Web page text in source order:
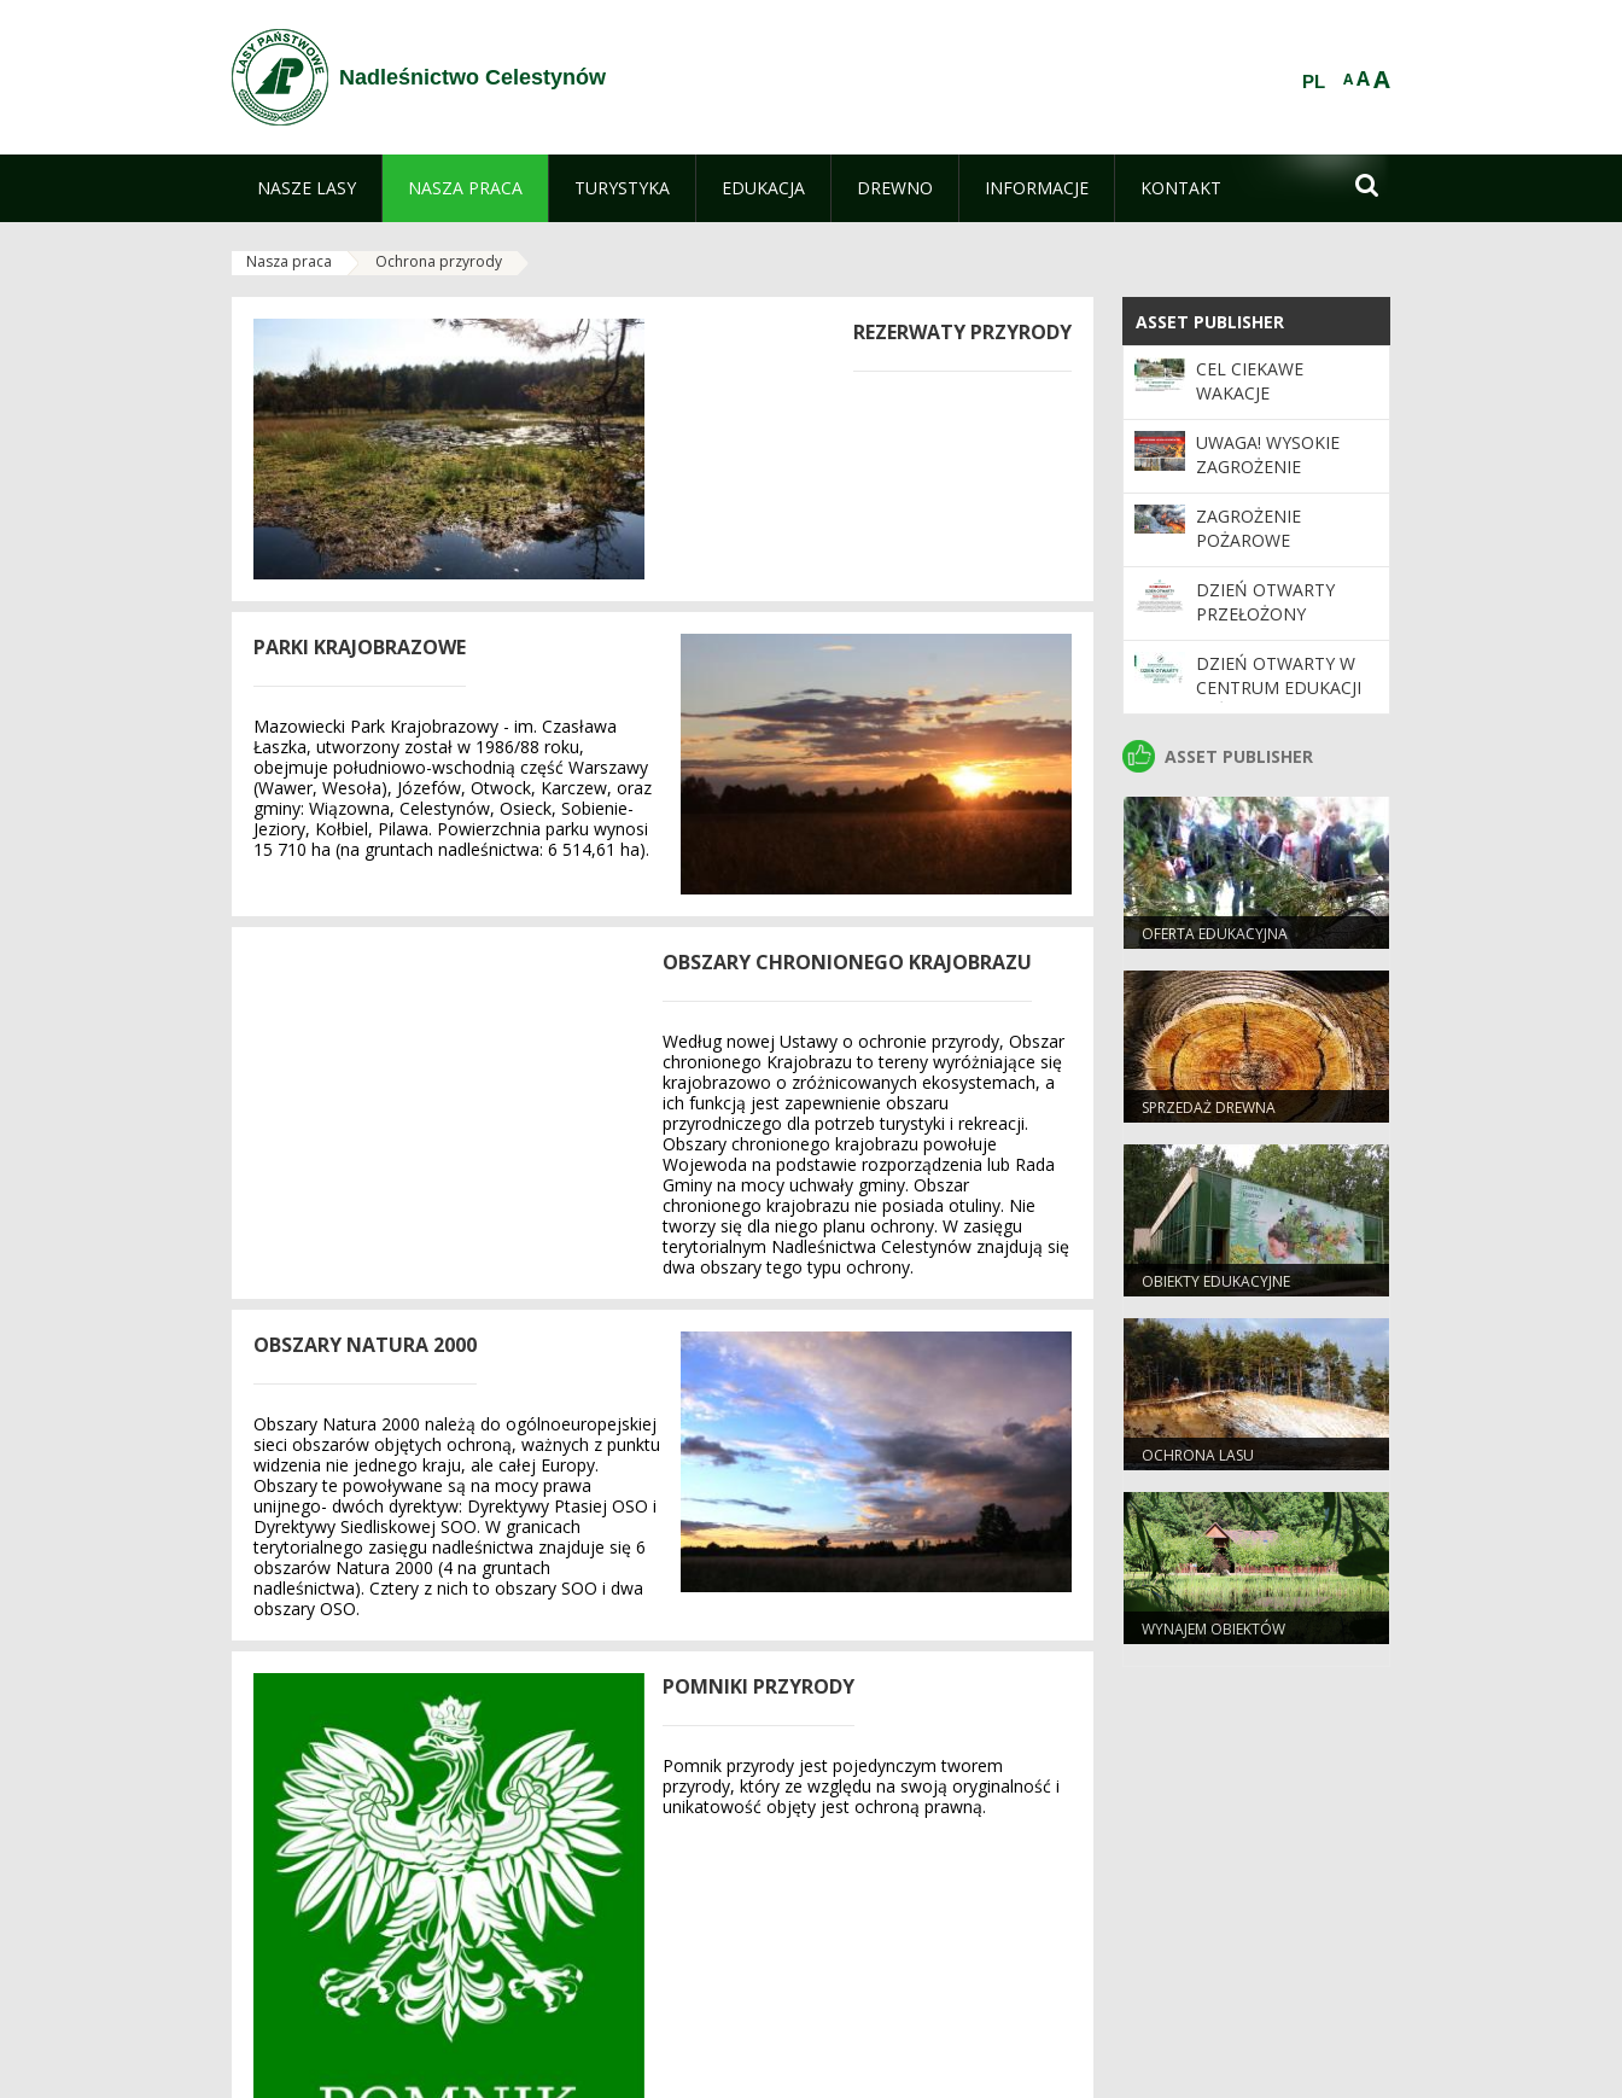
Nadleśnictwo Celestynów AAA
PL
NASZE LASY NASZA PRACA TURYSTYKA EDUKACJA DREWNO INFORMACJE KONTAKT 
Nasza praca Ochrona przyrody
REZERWATY PRZYRODY
PARKI KRAJOBRAZOWE
Mazowiecki Park Krajobrazowy - im. Czasława
Łaszka, utworzony został w 1986/88 roku,
obejmuje południowo-wschodnią część Warszawy
(Wawer, Wesoła), Józefów, Otwock, Karczew, oraz
gminy: Wiązowna, Celestynów, Osieck, Sobienie-
Jeziory, Kołbiel, Pilawa. Powierzchnia parku wynosi
15 710 ha (na gruntach nadleśnictwa: 6 514,61 ha).
OBSZARY CHRONIONEGO KRAJOBRAZU
Według nowej Ustawy o ochronie przyrody, Obszar
chronionego Krajobrazu to tereny wyróżniające się
krajobrazowo o zróżnicowanych ekosystemach, a
ich funkcją jest zapewnienie obszaru
przyrodniczego dla potrzeb turystyki i rekreacji.
Obszary chronionego krajobrazu powołuje
Wojewoda na podstawie rozporządzenia lub Rada
Gminy na mocy uchwały gminy. Obszar
chronionego krajobrazu nie posiada otuliny. Nie
tworzy się dla niego planu ochrony. W zasięgu
terytorialnym Nadleśnictwa Celestynów znajdują się
dwa obszary tego typu ochrony.
OBSZARY NATURA 2000
Obszary Natura 2000 należą do ogólnoeuropejskiej
sieci obszarów objętych ochroną, ważnych z punktu
widzenia nie jednego kraju, ale całej Europy.
Obszary te powoływane są na mocy prawa
unijnego- dwóch dyrektyw: Dyrektywy Ptasiej OSO i
Dyrektywy Siedliskowej SOO. W granicach
terytorialnego zasięgu nadleśnictwa znajduje się 6
obszarów Natura 2000 (4 na gruntach
nadleśnictwa). Cztery z nich to obszary SOO i dwa
obszary OSO.
POMNIKI PRZYRODY
Pomnik przyrody jest pojedynczym tworem
przyrody, który ze względu na swoją oryginalność i
unikatowość objęty jest ochroną prawną.
ASSET PUBLISHER
ASSET PUBLISHER
CEL CIEKAWE
WAKACJE
UWAGA! WYSOKIE
ZAGROŻENIE
POŻAROWE
ZAGROŻENIE
POŻAROWE
DZIEŃ OTWARTY
PRZEŁOŻONY
DZIEŃ OTWARTY W
CENTRUM EDUKACJI
LEŚNEJ PN.
ZWIERZĘTAMI"
ASSET PUBLISHER
ASSET PUBLISHER
OFERTA EDUKACYJNA
SPRZEDAŻ DREWNA
OBIEKTY EDUKACYJNE
OCHRONA LASU
WYNAJEM OBIEKTÓW